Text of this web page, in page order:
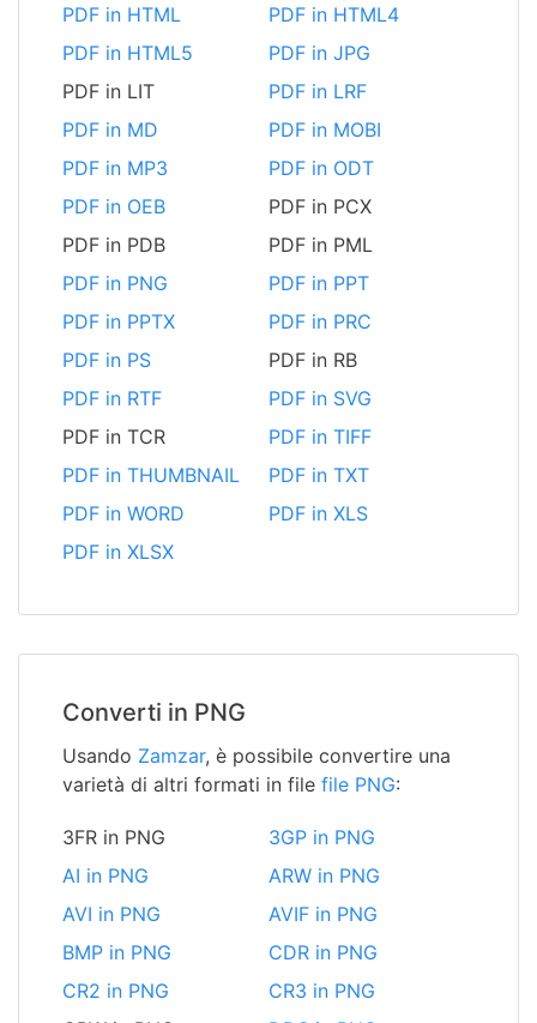
PDF in HTML
PDF in HTML4
PDF in HTML5
PDF in JPG
PDF in LIT
PDF in LRF
PDF in MD
PDF in MOBI
PDF in MP3
PDF in ODT
PDF in OEB
PDF in PCX
PDF in PDB
PDF in PML
PDF in PNG
PDF in PPT
PDF in PPTX
PDF in PRC
PDF in PS
PDF in RB
PDF in RTF
PDF in SVG
PDF in TCR
PDF in TIFF
PDF in THUMBNAIL
PDF in TXT
PDF in WORD
PDF in XLS
PDF in XLSX
Converti in PNG
Usando Zamzar, è possibile convertire una
varietà di altri formati in file file PNG:
3FR in PNG
3GP in PNG
AI in PNG
ARW in PNG
AVI in PNG
AVIF in PNG
BMP in PNG
CDR in PNG
CR2 in PNG
CR3 in PNG